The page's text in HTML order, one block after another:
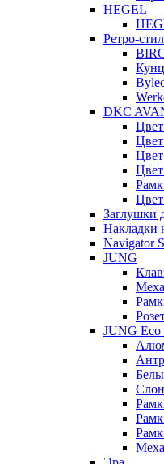
HEGEL
Ретро-
DKC
Цвет
Заглушки
Накладки
Navigator
JUNG
JUNG Eco